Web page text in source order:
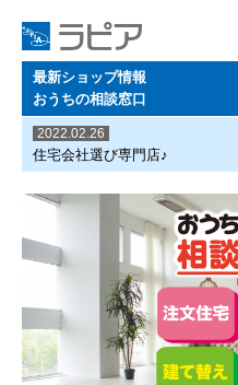
最新ショップ情報
おうちの相談窓口
2022.02.26
住宅会社選び専門店♪